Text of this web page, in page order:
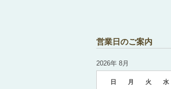
営業日のご案内
2026年 8月
日 月 火 水